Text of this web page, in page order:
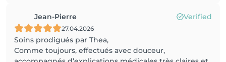
Jean-Pierre Verified
27.04.2026
Soins prodigués par Thea,
Comme toujours, effectués avec douceur,